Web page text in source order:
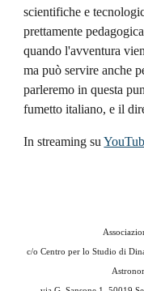
scientifiche e
prettamente
quando l'avventura
ma può servire anche
parleremo in questa
fumetto italiano, e il
In streaming su
c/o Centro per lo Studio di